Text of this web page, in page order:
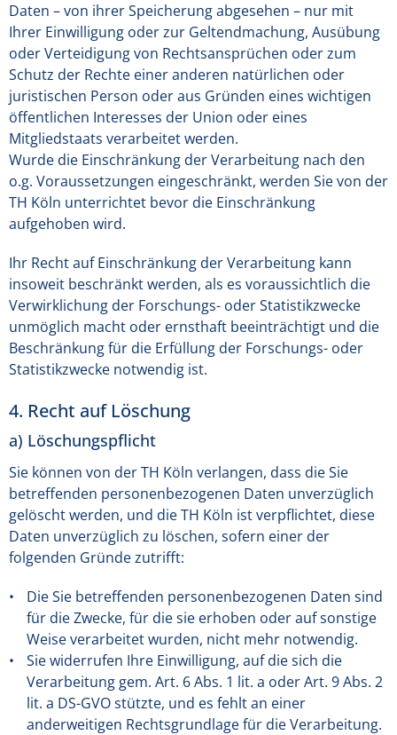
Daten – von ihrer Speicherung abgesehen – nur mit
Ihrer Einwilligung oder zur Geltendmachung, Ausübung
oder Verteidigung von Rechtsansprüchen oder zum
Schutz der Rechte einer anderen natürlichen oder
juristischen Person oder aus Gründen eines wichtigen
öffentlichen Interesses der Union oder eines
Mitgliedstaats verarbeitet werden.
Wurde die Einschränkung der Verarbeitung nach den
o.g. Voraussetzungen eingeschränkt, werden Sie von der
TH Köln unterrichtet bevor die Einschränkung
aufgehoben wird.
Ihr Recht auf Einschränkung der Verarbeitung kann
insoweit beschränkt werden, als es voraussichtlich die
Verwirklichung der Forschungs- oder Statistikzwecke
unmöglich macht oder ernsthaft beeinträchtigt und die
Beschränkung für die Erfüllung der Forschungs- oder
Statistikzwecke notwendig ist.
4. Recht auf Löschung
a) Löschungspflicht
Sie können von der TH Köln verlangen, dass die Sie
betreffenden personenbezogenen Daten unverzüglich
gelöscht werden, und die TH Köln ist verpflichtet, diese
Daten unverzüglich zu löschen, sofern einer der
folgenden Gründe zutrifft:
Die Sie betreffenden personenbezogenen Daten sind
für die Zwecke, für die sie erhoben oder auf sonstige
Weise verarbeitet wurden, nicht mehr notwendig.
Sie widerrufen Ihre Einwilligung, auf die sich die
Verarbeitung gem. Art. 6 Abs. 1 lit. a oder Art. 9 Abs. 2
lit. a DS-GVO stützte, und es fehlt an einer
anderweitigen Rechtsgrundlage für die Verarbeitung.